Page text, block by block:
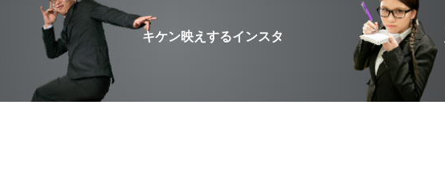
キケン映えするインスタ